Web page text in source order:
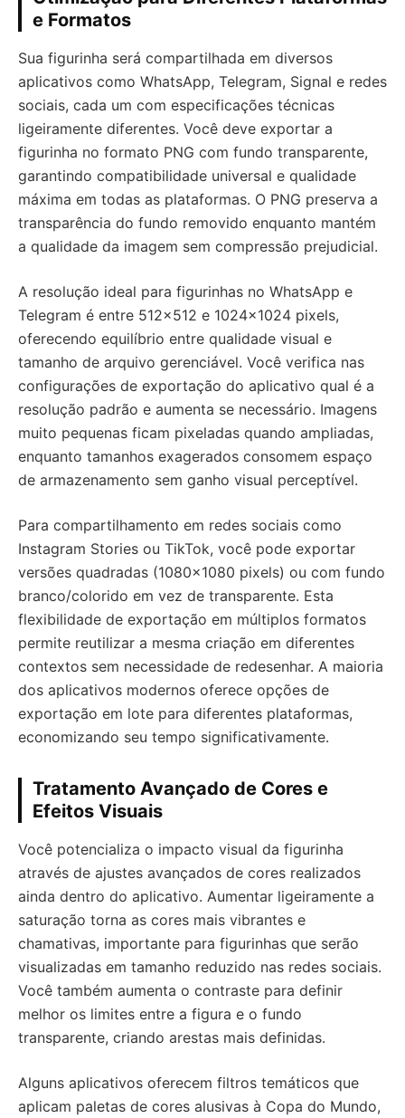
e Formatos
Sua figurinha será compartilhada em diversos
aplicativos como WhatsApp, Telegram, Signal e redes
sociais, cada um com especificações técnicas
ligeiramente diferentes. Você deve exportar a
figurinha no formato PNG com fundo transparente,
garantindo compatibilidade universal e qualidade
máxima em todas as plataformas. O PNG preserva a
transparência do fundo removido enquanto mantém
a qualidade da imagem sem compressão prejudicial.
A resolução ideal para figurinhas no WhatsApp e
Telegram é entre 512×512 e 1024×1024 pixels,
oferecendo equilíbrio entre qualidade visual e
tamanho de arquivo gerenciável. Você verifica nas
configurações de exportação do aplicativo qual é a
resolução padrão e aumenta se necessário. Imagens
muito pequenas ficam pixeladas quando ampliadas,
enquanto tamanhos exagerados consomem espaço
de armazenamento sem ganho visual perceptível.
Para compartilhamento em redes sociais como
Instagram Stories ou TikTok, você pode exportar
versões quadradas (1080×1080 pixels) ou com fundo
branco/colorido em vez de transparente. Esta
flexibilidade de exportação em múltiplos formatos
permite reutilizar a mesma criação em diferentes
contextos sem necessidade de redesenhar. A maioria
dos aplicativos modernos oferece opções de
exportação em lote para diferentes plataformas,
economizando seu tempo significativamente.
Tratamento Avançado de Cores e
Efeitos Visuais
Você potencializa o impacto visual da figurinha
através de ajustes avançados de cores realizados
ainda dentro do aplicativo. Aumentar ligeiramente a
saturação torna as cores mais vibrantes e
chamativas, importante para figurinhas que serão
visualizadas em tamanho reduzido nas redes sociais.
Você também aumenta o contraste para definir
melhor os limites entre a figura e o fundo
transparente, criando arestas mais definidas.
Alguns aplicativos oferecem filtros temáticos que
aplicam paletas de cores alusivas à Copa do Mundo,